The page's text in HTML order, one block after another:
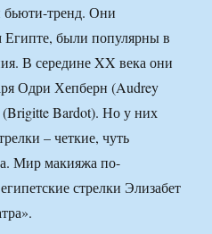
бьюти-тренд. Они
были популярны в
В середине XX века они
Одри Хепберн (Audrey
Bardot). Но у них
– четкие, чуть
Мир макияжа по-
стрелки Элизабет